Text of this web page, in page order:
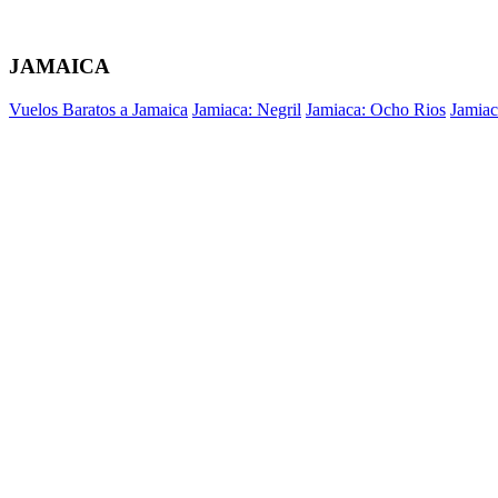
JAMAICA
Vuelos Baratos a Jamaica Jamiaca: Negril Jamiaca: Ocho Rios